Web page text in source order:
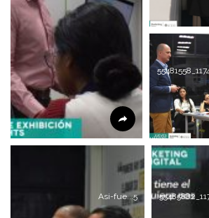
Asi-fue...5